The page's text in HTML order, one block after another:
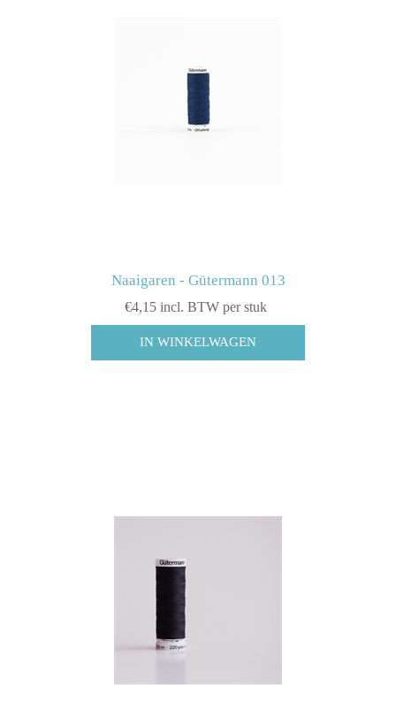
Naaigaren - Gütermann 013
€4,15 incl. BTW per stuk